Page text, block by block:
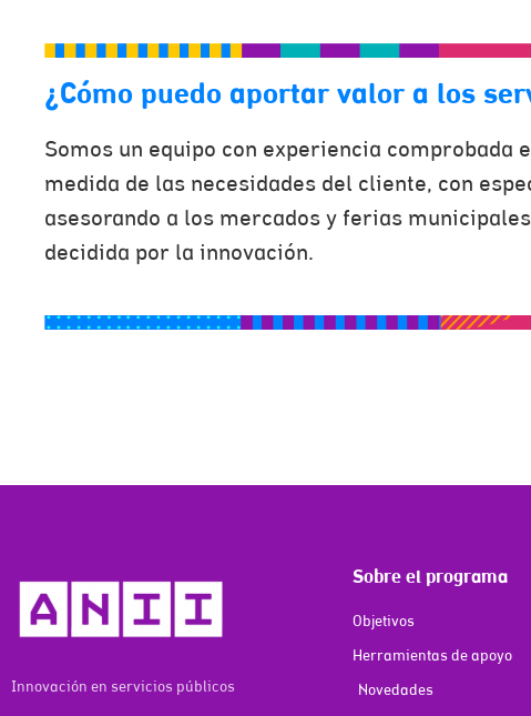
¿Cómo puedo aportar valor a los
Somos un equipo con experiencia
medida de las necesidades del cliente, con
asesorando a los mercados y ferias
decidida por la innovación.
Innovación en servicios públicos
Sobre el programa
Objetivos
Herramientas de apoyo
Novedades